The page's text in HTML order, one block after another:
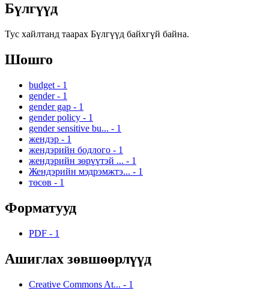
Бүлгүүд
Тус хайлтанд таарах Бүлгүүд байхгүй байна.
Шошго
budget - 1
gender - 1
gender gap - 1
gender policy - 1
gender sensitive bu... - 1
жендэр - 1
жендэрийн бодлого - 1
жендэрийн зөрүүтэй ... - 1
Жендэрийн мэдрэмжтэ... - 1
төсөв - 1
Форматууд
PDF - 1
Ашиглах зөвшөөрлүүд
Creative Commons At... - 1